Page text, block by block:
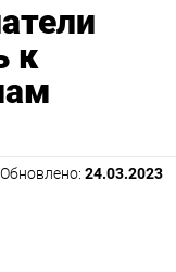
к
Обновлено: 24.03.2023